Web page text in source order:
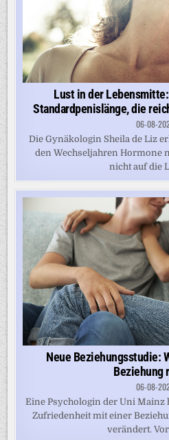
Lust in der
Standardpenislänge, die
06-08-
Die Gynäkologin Sheila de Liz
den Wechseljahren Hormone
nicht auf die
Neue Beziehungsstudie:
Beziehung
06-08-
Eine Psychologin der Uni Mainz
Zufriedenheit mit einer
verändert.